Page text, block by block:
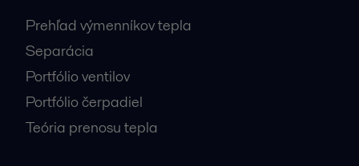
Prehľad výmenníkov tepla
Separácia
Portfólio ventilov
Portfólio čerpadiel
Teória prenosu tepla